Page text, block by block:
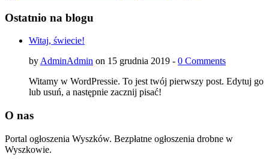
Ostatnio na blogu
Witaj, świecie!
by AdminAdmin on 15 grudnia 2019 - 0 Comments
Witamy w WordPressie. To jest twój pierwszy post. Edytuj go
lub usuń, a następnie zacznij pisać!
O nas
Portal ogłoszenia Wyszków. Bezpłatne ogłoszenia drobne w
Wyszkowie.